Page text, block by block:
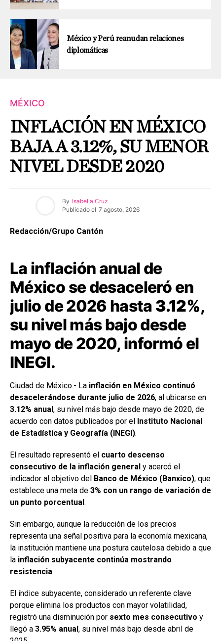
México y Perú reanudan relaciones
diplomáticas
MÉXICO
INFLACIÓN EN MÉXICO
BAJA A 3.12%, SU MENOR
NIVEL DESDE 2020
By Isabella Cruz
Publicado el 7 agosto, 2026
Redacción/Grupo Cantón
La inflación anual de
México se desaceleró en
julio de 2026 hasta 3.12%,
su nivel más bajo desde
mayo de 2020, informó el
INEGI.
Ciudad de México.- La inflación en México continuó
desacelerándose durante julio de 2026, al ubicarse en
3.12% anual, su nivel más bajo desde mayo de 2020, de
acuerdo con datos publicados por el Instituto Nacional
de Estadística y Geografía (INEGI).
El resultado representó el cuarto descenso
consecutivo de la inflación general y acercó el
indicador al objetivo del Banco de México (Banxico), que
establece una meta de 3% con un rango de variación de
un punto porcentual.
Sin embargo, aunque la reducción de los precios
representa una señal positiva para la economía mexicana,
la institución mantiene una postura cautelosa debido a que
la inflación subyacente continúa mostrando
resistencia.
El índice subyacente, considerado un referente clave
porque elimina los productos con mayor volatilidad,
registró una disminución por sexto mes consecutivo y
llegó a 3.95% anual, su nivel más bajo desde abril de